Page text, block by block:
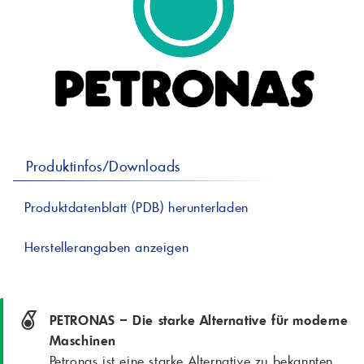
professionelle
Farbmittel für
In-Plant-Tinting
Produktinfos/Downloads
Produktdatenblatt (PDB) herunterladen
Herstellerangaben anzeigen
PETRONAS – Die starke Alternative für moderne
Maschinen
Petronas ist eine starke Alternative zu bekannten